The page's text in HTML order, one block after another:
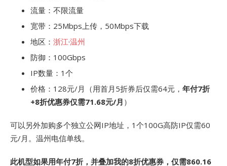
流量：不限流量
宽带：25Mbps上传，50Mbps下载
地区： 浙江·温州
防御：100Gbps
IP数量：1个
价格：128元/月（用首月5折券后仅需64元， 年付7折
+8折优惠券仅需71.68元/月 ）
可以另外加购多个独立公网IP地址，1个100G高防IP仅需60
元/月。温州电信单线。
此机型如果用年付7折，并叠加我的8折优惠券，仅需860.16